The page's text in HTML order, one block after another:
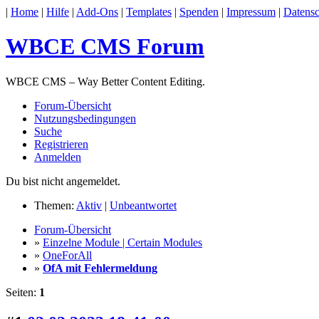
| Home | Hilfe | Add-Ons | Templates | Spenden | Impressum |
WBCE CMS Forum
WBCE CMS – Way Better Content Editing.
Forum-Übersicht
Nutzungsbedingungen
Suche
Registrieren
Anmelden
Du bist nicht angemeldet.
Themen: Aktiv | Unbeantwortet
Forum-Übersicht
» Einzelne Module | Certain Modules
» OneForAll
» OfA mit Fehlermeldung
Seiten: 1